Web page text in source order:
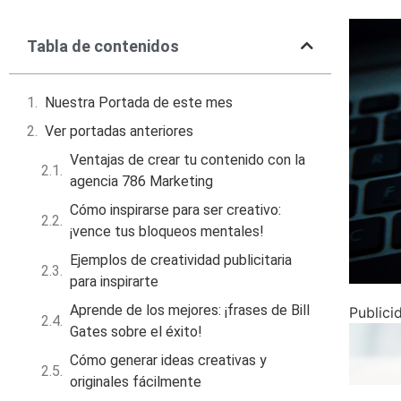
Tabla de contenidos
Nuestra Portada de este mes
Ver portadas anteriores
Ventajas de crear tu contenido con la
agencia 786 Marketing
Cómo inspirarse para ser creativo:
¡vence tus bloqueos mentales!
Ejemplos de creatividad publicitaria
para inspirarte
Aprende de los mejores: ¡frases de Bill
Gates sobre el éxito!
Cómo generar ideas creativas y
originales fácilmente